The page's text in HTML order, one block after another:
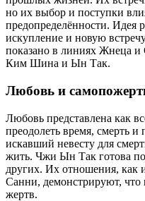
но их выбор и поступки
предопределённости. Идея
искупление и новую
показано в линиях Жнеца и
Ким Шина и Ын Так.
Любовь и
Любовь представлена как
преодолеть время, смерть
искавший невесту для
жить. Чжи Ын Так готова
других. Их отношения, как
Санни, демонстрируют, что
жертв.